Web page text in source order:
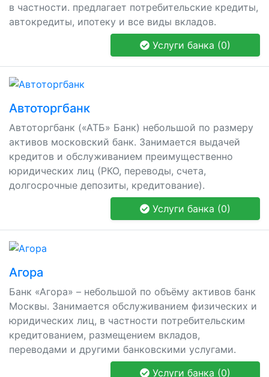
в частности. предлагает потребительские кредиты,
автокредиты, ипотеку и все виды вкладов.
Услуги банка (0)
Автоторгбанк
Автоторгбанк («АТБ» Банк) небольшой по размеру
активов московский банк. Занимается выдачей
кредитов и обслуживанием преимущественно
юридических лиц (РКО, переводы, счета,
долгосрочные депозиты, кредитование).
Услуги банка (0)
Агора
Банк «Агора» – небольшой по объёму активов банк
Москвы. Занимается обслуживанием физических и
юридических лиц, в частности потребительским
кредитованием, размещением вкладов,
переводами и другими банковскими услугами.
Услуги банка (0)